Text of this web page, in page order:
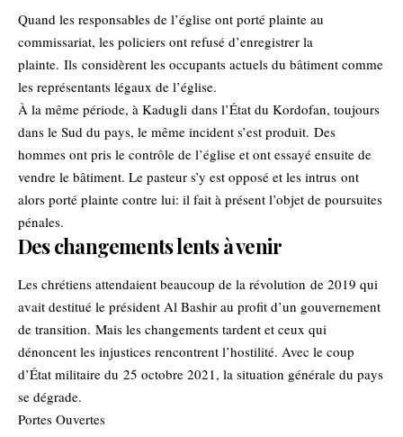
Quand les responsables de l’église ont porté plainte au
commissariat, les policiers ont refusé d’enregistrer la
plainte. Ils considèrent les occupants actuels du bâtiment comme
les représentants légaux de l’église.
À la même période, à Kadugli dans l’État du Kordofan, toujours
dans le Sud du pays, le même incident s’est produit. Des
hommes ont pris le contrôle de l’église et ont essayé ensuite de
vendre le bâtiment. Le pasteur s’y est opposé et les intrus ont
alors porté plainte contre lui: il fait à présent l’objet de poursuites
pénales.
Des changements lents à venir
Les chrétiens attendaient beaucoup de la révolution de 2019 qui
avait destitué le président Al Bashir au profit d’un gouvernement
de transition. Mais les changements tardent et ceux qui
dénoncent les injustices rencontrent l’hostilité. Avec le coup
d’État militaire du 25 octobre 2021, la situation générale du pays
se dégrade.
Portes Ouvertes